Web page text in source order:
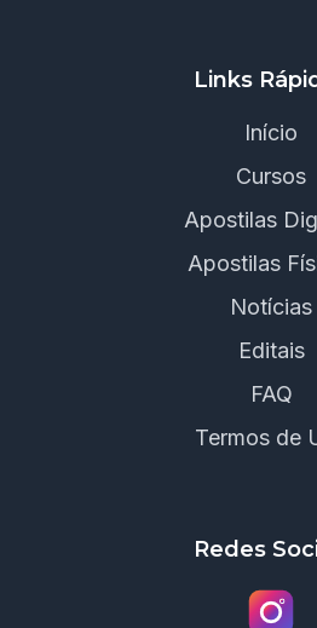
Links
Início
Cursos
Apostilas
Apostilas
Notícias
Editais
FAQ
Termos de
Redes